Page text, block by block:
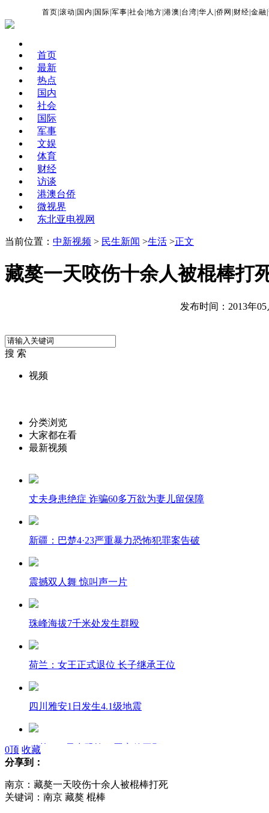
首页 |滚动 国内 国际 |军事 |社会 |地方 |港澳 台湾 |华人 |侨网 财经 |金融 |
首页
最新
热点
国内
社会
国际
军事
文娱
体育
财经
访谈
港澳台侨
微视界
东北亚电视网
当前位置： 中新视频 > 民生新闻 >生活 >正文
藏獒一天咬伤十余人被棍棒打
发布时间：2013年05
搜 索
视频
分类浏览
大家都在看
最新视频
丈夫身患绝症 诈骗60多万欲为妻儿留保障
新疆：巴楚4·23严重暴力恐怖犯罪案告破
震撼双人舞 惊叫声一片
珠峰海拔7千米处发生群殴
荷兰：女王正式退位 长子继承王位
四川雅安1日发生4.1级地震
巴楚4·23暴力恐怖犯罪案件回顾
中国电信大幅下调国际漫游资费
0顶 收藏
分享到：
南京：藏獒一天咬伤十余人被棍棒打死
关键词：南京 藏獒 棍棒